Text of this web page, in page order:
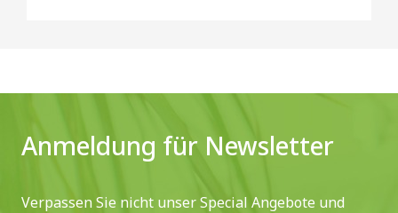
Anmeldung für Newsletter
Verpassen Sie nicht unser Special Angebote und